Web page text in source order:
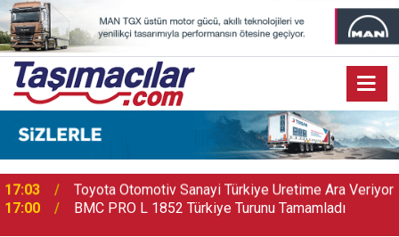
17:00 BMC PRO L 1852 Türkiye Turunu Tamamladı